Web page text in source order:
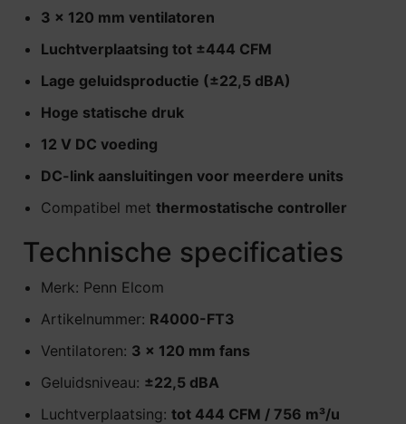
3 × 120 mm ventilatoren
Luchtverplaatsing tot ±444 CFM
Lage geluidsproductie (±22,5 dBA)
Hoge statische druk
12 V DC voeding
DC-link aansluitingen voor meerdere units
Compatibel met thermostatische controller
Technische specificaties
Merk: Penn Elcom
Artikelnummer: R4000-FT3
Ventilatoren: 3 × 120 mm fans
Geluidsniveau: ±22,5 dBA
Luchtverplaatsing: tot 444 CFM / 756 m³/u